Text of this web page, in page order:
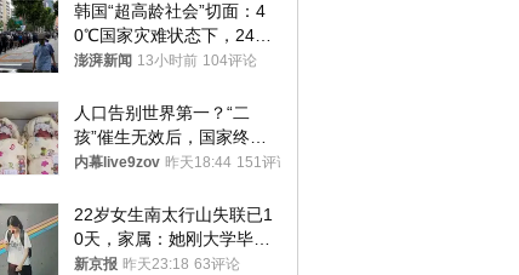
韩国“超高龄社会”切面：4
0℃国家灾难状态下，2400
名首尔老人还在巷子里收废
澎湃新闻 13小时前 104评论
人口告别世界第一？“二
孩”催生无效后，国家终于
向住房出手了！
内幕live9zov 昨天18:44 151评论
22岁女生南太行山失联已1
0天，家属：她刚大学毕业
想到山里旅行
新京报 昨天23:18 63评论